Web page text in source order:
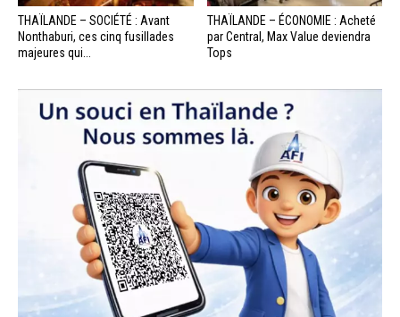
THAÏLANDE – SOCIÉTÉ : Avant
Nonthaburi, ces cinq fusillades
majeures qui...
THAÏLANDE – ÉCONOMIE : Acheté
par Central, Max Value deviendra
Tops